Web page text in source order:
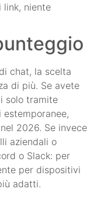
link, niente
chat, la scelta
di più. Se avete
solo tramite
2026. Se invece
aziendali o
o Slack: per
per dispositivi
adatti.